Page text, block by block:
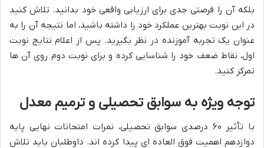
بلکه آن را فرصتی جدی برای ارزیابی واقعی خود بدانید. تلاش کنید
در این نوبت بهترین عملکرد خود را داشته باشید، اما نتیجه آن را به
عنوان یک تجربه آموزنده در نظر بگیرید. پس از اعلام نتایج نوبت
اول، نقاط ضعف خود را شناسایی کرده و برای نوبت دوم روی آن ها
تمرکز کنید.
توجه ویژه به سوابق تحصیلی و ترمیم معدل
با تأثیر ۶۰ درصدی سوابق تحصیلی، نمرات امتحانات نهایی پایه
دوازدهم اهمیت فوق العاده ای پیدا کرده اند. داوطلبان باید تلاش